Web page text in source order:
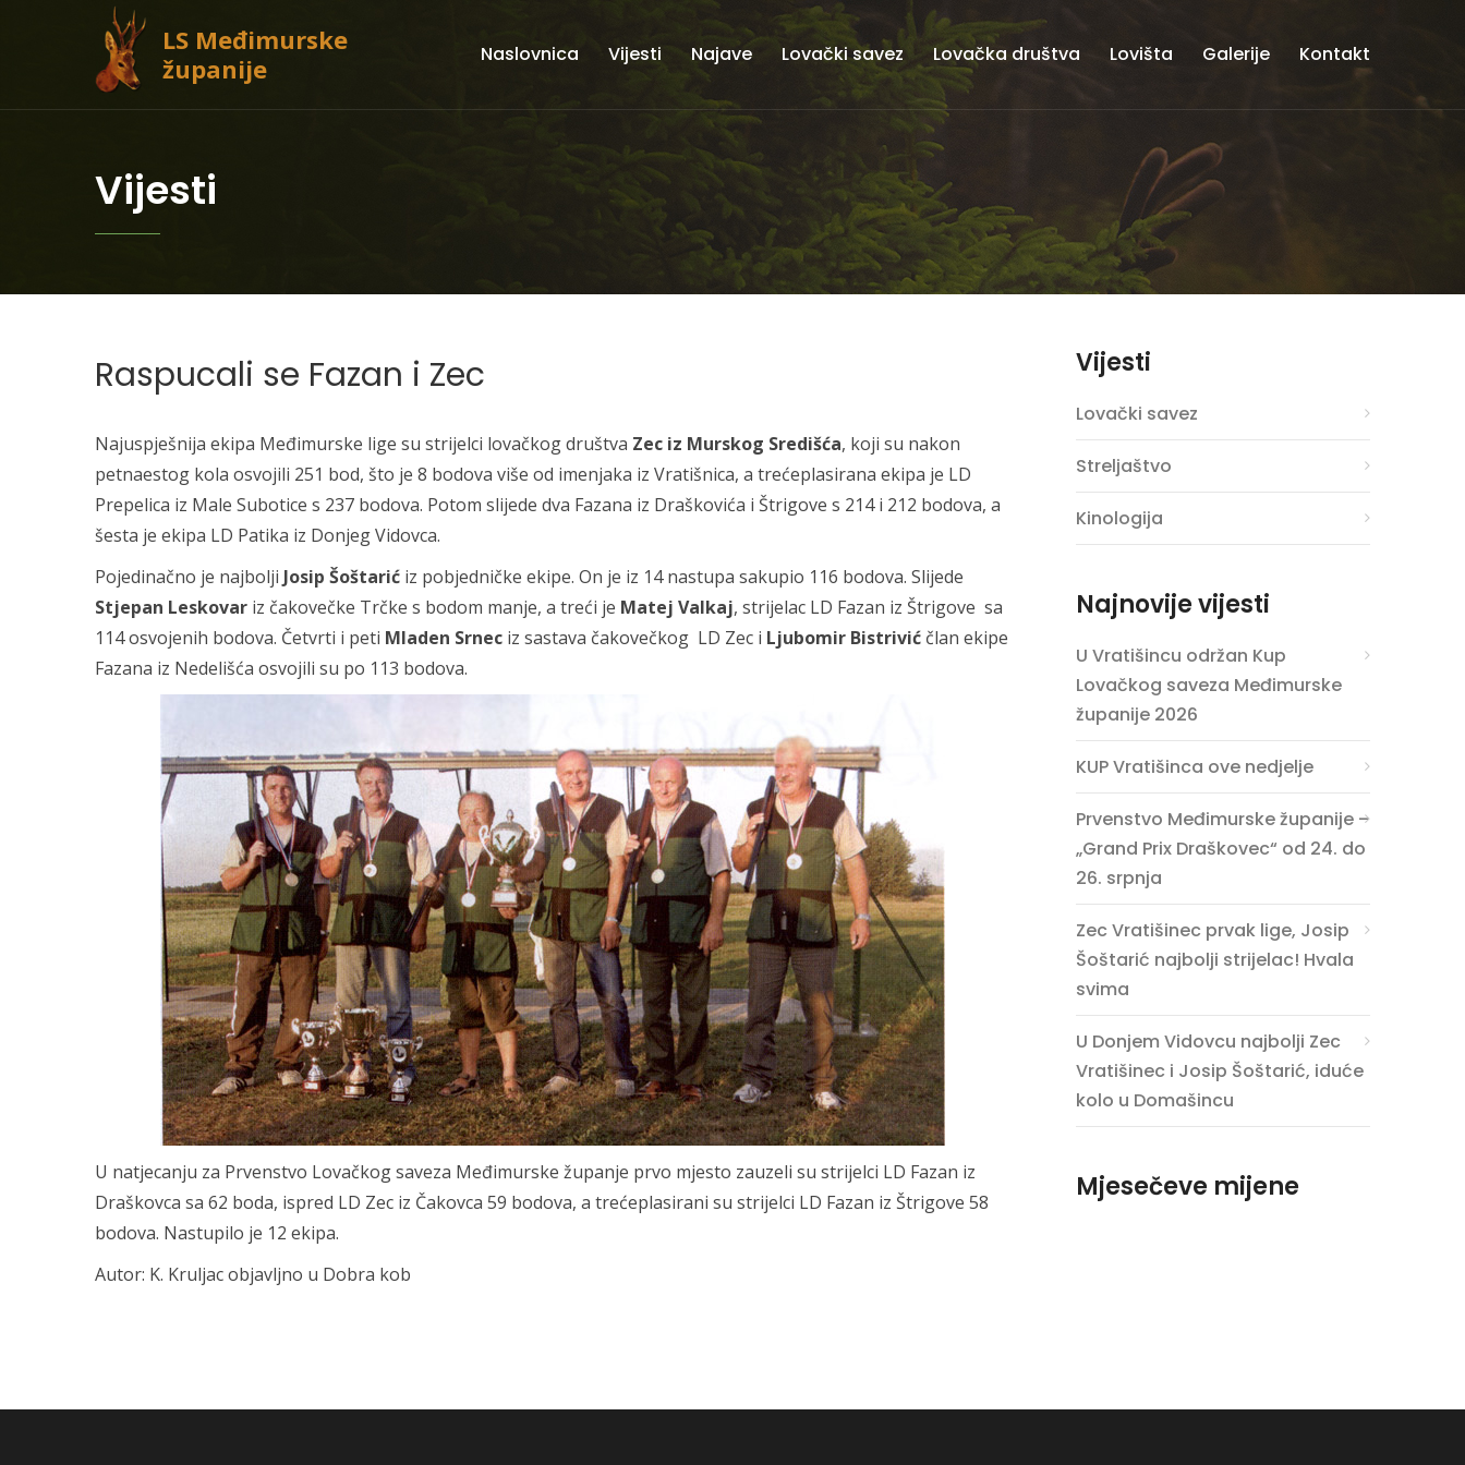
LS Međimurske
županije
Naslovnica Vijesti Najave Lovački savez Lovačka društva Lovišta Galerije Kontakt
Vijesti
Raspucali se Fazan i Zec
Najuspješnija ekipa Međimurske lige su strijelci lovačkog društva Zec iz Murskog Središća, koji su nakon
petnaestog kola osvojili 251 bod, što je 8 bodova više od imenjaka iz Vratišnica, a trećeplasirana ekipa je LD
Prepelica iz Male Subotice s 237 bodova. Potom slijede dva Fazana iz Draškovića i Štrigove s 214 i 212 bodova, a
šesta je ekipa LD Patika iz Donjeg Vidovca.
Pojedinačno je najbolji Josip Šoštarić iz pobjedničke ekipe. On je iz 14 nastupa sakupio 116 bodova. Slijede
Stjepan Leskovar iz čakovečke Trčke s bodom manje, a treći je Matej Valkaj, strijelac LD Fazan iz Štrigove sa
114 osvojenih bodova. Četvrti i peti Mladen Srnec iz sastava čakovečkog LD Zec i Ljubomir Bistrivić član ekipe
Fazana iz Nedelišća osvojili su po 113 bodova.
U natjecanju za Prvenstvo Lovačkog saveza Međimurske županje prvo mjesto zauzeli su strijelci LD Fazan iz
Draškovca sa 62 boda, ispred LD Zec iz Čakovca 59 bodova, a trećeplasirani su strijelci LD Fazan iz Štrigove 58
bodova. Nastupilo je 12 ekipa.
Autor: K. Kruljac objavljno u Dobra kob
Vijesti
Lovački savez
Streljaštvo
Kinologija
Najnovije vijesti
U Vratišincu održan Kup
Lovačkog saveza Međimurske
županije 2026
KUP Vratišinca ove nedjelje
Prvenstvo Međimurske županije –
„Grand Prix Draškovec“ od 24. do
26. srpnja
Zec Vratišinec prvak lige, Josip
Šoštarić najbolji strijelac! Hvala
svima
U Donjem Vidovcu najbolji Zec
Vratišinec i Josip Šoštarić, iduće
kolo u Domašincu
Mjesečeve mijene